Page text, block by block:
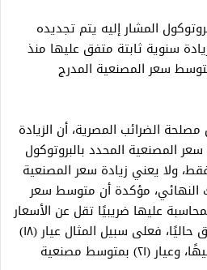
المشار إليه يتم تجديده
سنوية ثابتة متفق عليها منذ
١٠٪ لقيمة متوسط سعر المصنعية المدرج
الضرائب المصرية، أن الزيادة
سعر المصنعية المحدد بالبروتوكول
ولا يعني زيادة سعر المصنعية
النهائي، مؤكدة أن متوسط سعر
عليها ضريبيًا تقل عن الأسعار
الفعلية المتداولة في السوق حاليًا، فعلى سبيل المثال عيار (١٨)
بمتوسط مصنعية (٩٦،٦٤) جنيهًا، وعيار (٢١) بمتوسط مصنعية